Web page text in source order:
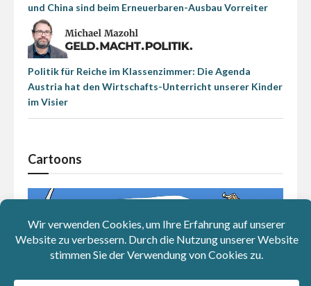
Wöchentlicher Newsletter
und China sind beim Erneuerbaren-Ausbau Vorreiter
Politik für Reiche im Klassenzimmer: Die Agenda
Austria hat den Wirtschafts-Unterricht unserer Kinder
im Visier
Cartoons